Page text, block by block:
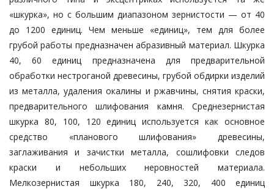
«шкурка», но с большим диапазоном зернистости — от 40
до 1200 единиц. Чем меньше «единиц», тем для более
грубой работы предназначен абразивный материал. Шкурка
40, 60 единиц предназначена для предварительной
обработки нестроганой древесины, грубой обдирки изделий
из металла, удаления окалины и ржавчины, снятия краски,
предварительного шлифования камня. Среднезернистая
шкурка 80, 100, 120 единиц используется как основное
средство «планового шлифования» древесины,
заглаживания и зачистки металла, сошлифовки следов
краски и небольших неровностей материала.
Мелкозернистая шкурка 180, 240, 320, 400 единиц